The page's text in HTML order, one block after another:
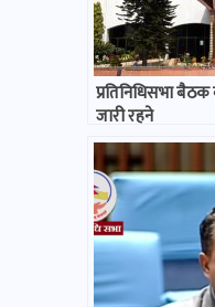
प्रतिनिधिसभा
जारी रहने